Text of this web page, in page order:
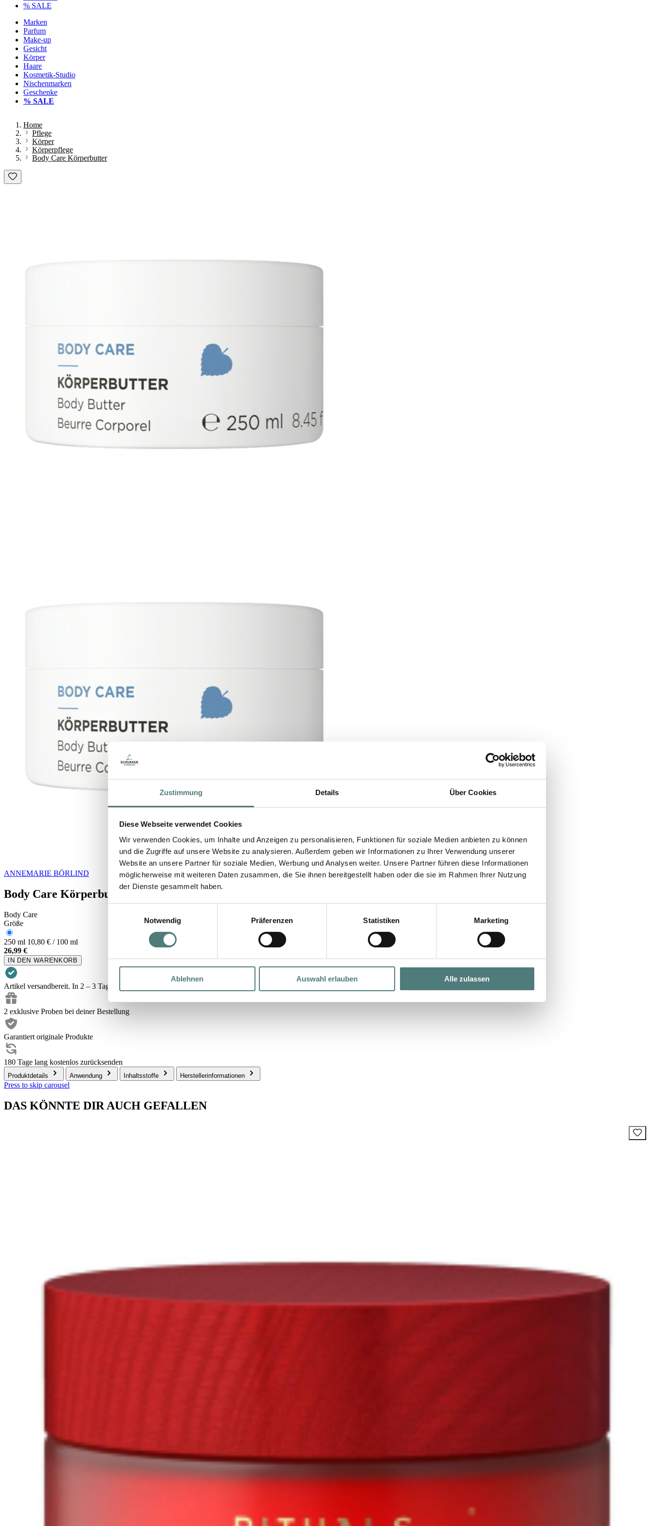
Zustimmung Details Über Cookies
Diese Webseite verwendet Cookies
Wir verwenden Cookies, um Inhalte und Anzeigen zu personalisieren, Funktionen für soziale Medien anbieten zu können
und die Zugriffe auf unsere Website zu analysieren. Außerdem geben wir Informationen zu Ihrer Verwendung unserer
Website an unsere Partner für soziale Medien, Werbung und Analysen weiter. Unsere Partner führen diese Informationen
möglicherweise mit weiteren Daten zusammen, die Sie ihnen bereitgestellt haben oder die sie im Rahmen Ihrer Nutzung
der Dienste gesammelt haben.
Notwendig
Präferenzen Statistiken Marketing
Ablehnen Auswahl erlauben Alle zulassen
% SALE
Marken
Parfum
Make-up
Gesicht
Körper
Haare
Kosmetik-Studio
Nischenmarken
Geschenke
% SALE
Home
Pflege
Körper
Körperpflege
Body Care Körperbutter
ANNEMARIE BÖRLIND
Body Care Körperbutter
Body Care
Größe
250 ml 10,80 € / 100 ml
26,99 €
IN DEN WARENKORB
Artikel versandbereit. In 2 – 3 Tagen bei dir.
2 exklusive Proben bei deiner Bestellung
Garantiert originale Produkte
180 Tage lang kostenlos zurücksenden
Produktdetails Anwendung Inhaltsstoffe Herstellerinformationen
Press to skip carousel
DAS KÖNNTE DIR AUCH GEFALLEN